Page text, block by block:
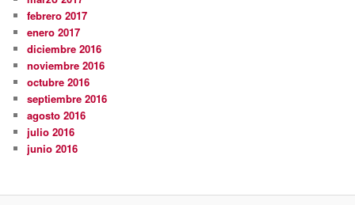
febrero 2017
enero 2017
diciembre 2016
noviembre 2016
octubre 2016
septiembre 2016
agosto 2016
julio 2016
junio 2016